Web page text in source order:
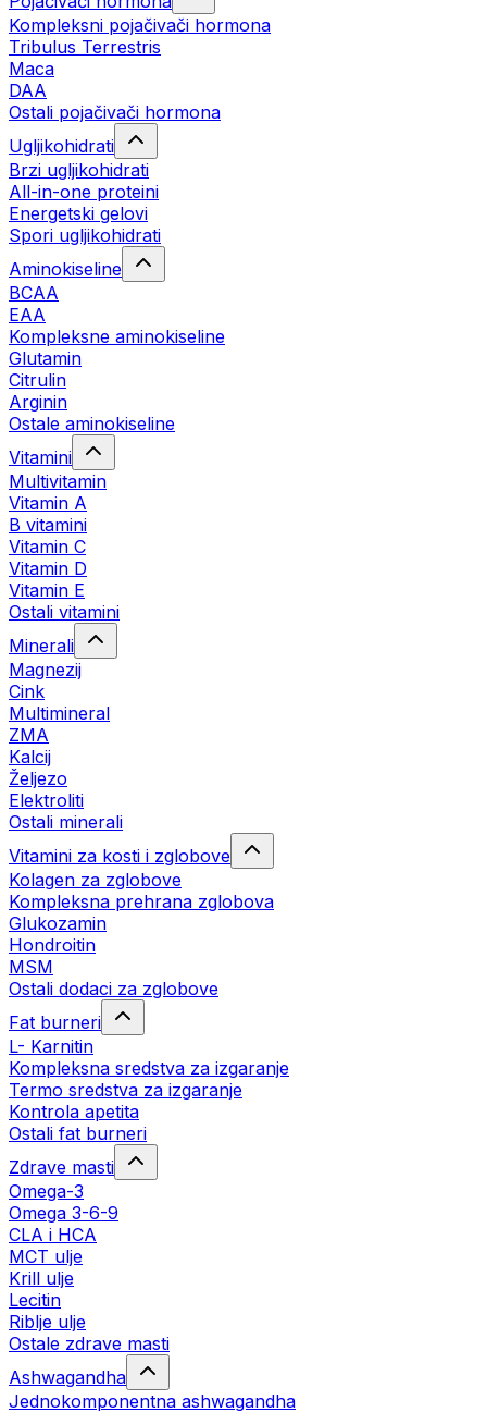
Kompleksni pojačivači hormona
Tribulus Terrestris
Maca
DAA
Ostali pojačivači hormona
Ugljikohidrati
Brzi ugljikohidrati
All-in-one proteini
Energetski gelovi
Spori ugljikohidrati
Aminokiseline
BCAA
EAA
Kompleksne aminokiseline
Glutamin
Citrulin
Arginin
Ostale aminokiseline
Vitamini
Multivitamin
Vitamin A
B vitamini
Vitamin C
Vitamin D
Vitamin E
Ostali vitamini
Minerali
Magnezij
Cink
Multimineral
ZMA
Kalcij
Željezo
Elektroliti
Ostali minerali
Vitamini za kosti i zglobove
Kolagen za zglobove
Kompleksna prehrana zglobova
Glukozamin
Hondroitin
MSM
Ostali dodaci za zglobove
Fat burneri
L- Karnitin
Kompleksna sredstva za izgaranje
Termo sredstva za izgaranje
Kontrola apetita
Ostali fat burneri
Zdrave masti
Omega-3
Omega 3-6-9
CLA i HCA
MCT ulje
Krill ulje
Lecitin
Riblje ulje
Ostale zdrave masti
Ashwagandha
Jednokomponentna ashwagandha